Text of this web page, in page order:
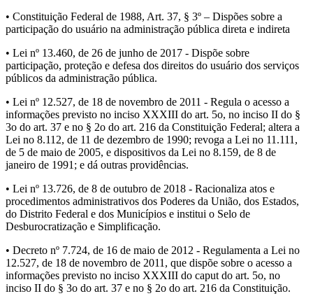
• Constituição Federal de 1988, Art. 37, § 3º – Dispões sobre a
participação do usuário na administração pública direta e indireta
• Lei nº 13.460, de 26 de junho de 2017 - Dispõe sobre
participação, proteção e defesa dos direitos do usuário dos serviços
públicos da administração pública.
• Lei nº 12.527, de 18 de novembro de 2011 - Regula o acesso a
informações previsto no inciso XXXIII do art. 5o, no inciso II do §
3o do art. 37 e no § 2o do art. 216 da Constituição Federal; altera a
Lei no 8.112, de 11 de dezembro de 1990; revoga a Lei no 11.111,
de 5 de maio de 2005, e dispositivos da Lei no 8.159, de 8 de
janeiro de 1991; e dá outras providências.
• Lei nº 13.726, de 8 de outubro de 2018 - Racionaliza atos e
procedimentos administrativos dos Poderes da União, dos Estados,
do Distrito Federal e dos Municípios e institui o Selo de
Desburocratização e Simplificação.
• Decreto nº 7.724, de 16 de maio de 2012 - Regulamenta a Lei no
12.527, de 18 de novembro de 2011, que dispõe sobre o acesso a
informações previsto no inciso XXXIII do caput do art. 5o, no
inciso II do § 3o do art. 37 e no § 2o do art. 216 da Constituição.